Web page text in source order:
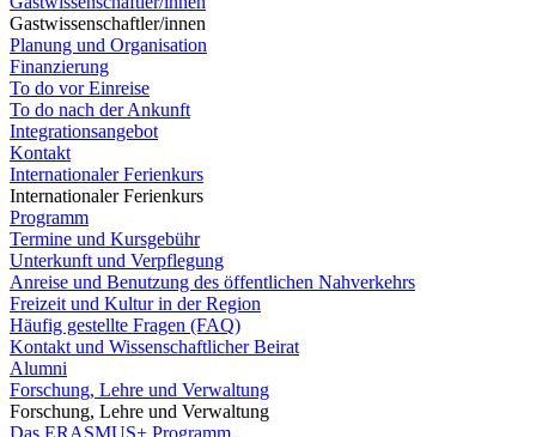
Gastwissenschaftler/innen
Planung und Organisation
Finanzierung
To do vor Einreise
To do nach der Ankunft
Integrationsangebot
Kontakt
Internationaler Ferienkurs
Internationaler Ferienkurs
Programm
Termine und Kursgebühr
Unterkunft und Verpflegung
Anreise und Benutzung des öffentlichen Nahverkehrs
Freizeit und Kultur in der Region
Häufig gestellte Fragen (FAQ)
Kontakt und Wissenschaftlicher Beirat
Alumni
Forschung, Lehre und Verwaltung
Forschung, Lehre und Verwaltung
Das ERASMUS+ Programm